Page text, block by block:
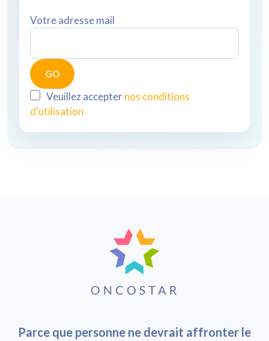
Votre adresse mail
Veuillez accepternos conditions
d'utilisation
Parce que personne ne devrait affronter le